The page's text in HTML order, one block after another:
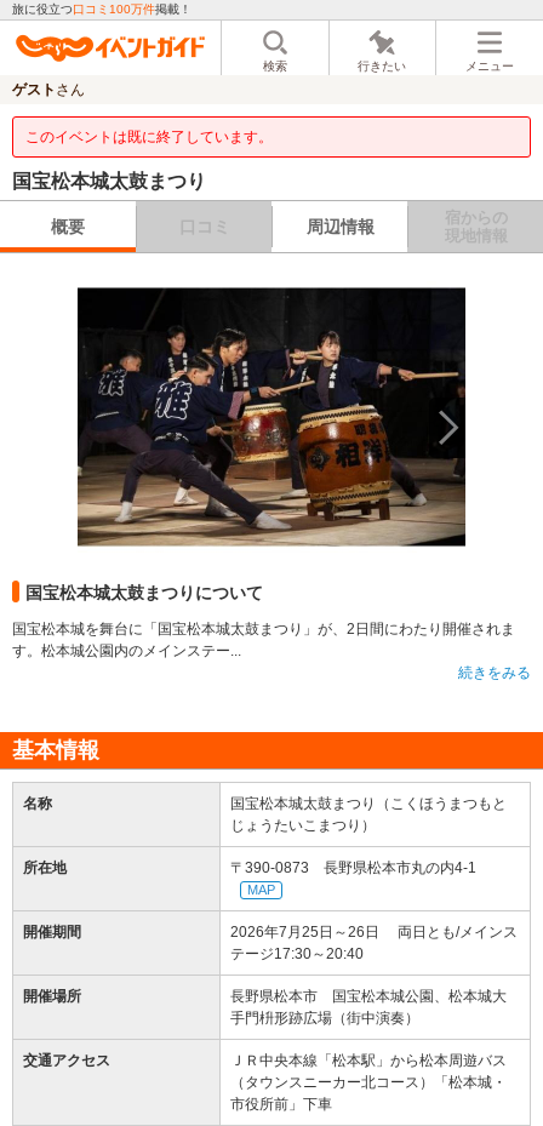
旅に役立つ口コミ100万件掲載！
検索 行きたい メニュー
ゲスト さん
このイベントは既に終了しています。
国宝松本城太鼓まつり
概要 口コミ 周辺情報
宿からの
現地情報
国宝松本城太鼓まつりについて
国宝松本城を舞台に「国宝松本城太鼓まつり」が、2日間にわたり開催されま
す。松本城公園内のメインステー...
続きをみる
基本情報
名称
国宝松本城太鼓まつり（こくほうまつもと
じょうたいこまつり）
所在地 〒390-0873 長野県松本市丸の内4-1
MAP
開催期間
2026年7月25日～26日 両日とも/メインス
テージ17:30～20:40
開催場所
長野県松本市 国宝松本城公園、松本城大
手門枡形跡広場（街中演奏）
交通アクセス
ＪＲ中央本線「松本駅」から松本周遊バス
（タウンスニーカー北コース）「松本城・
市役所前」下車